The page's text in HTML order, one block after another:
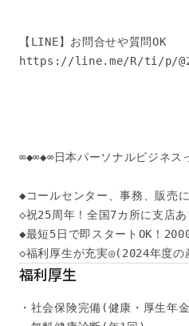
【LINE】お問合せや質問OK
https://line.me/R/ti/p/
∞◆∞◆∞日本パーソナルビジネス
◆コールセンター、事務、販売
◇祝25周年！全国7カ所に支店あ
◆最短5日で即スタートOK！
◇福利厚生が充実◎(2024年度の
福利厚生
・社会保険完備(健康・厚生年